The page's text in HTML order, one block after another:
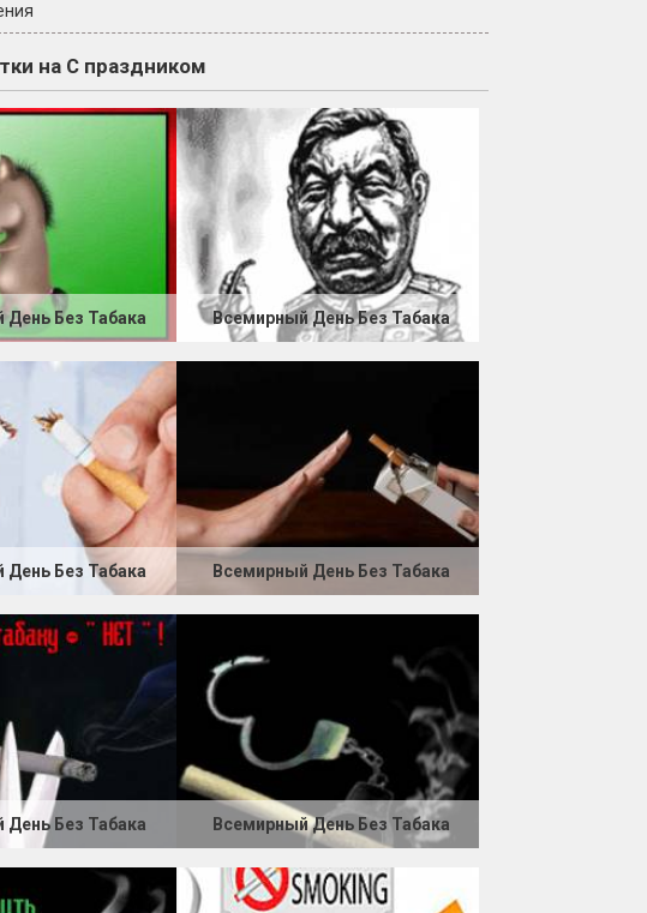
на С праздником
День Без Табака Всемирный День Без Табака
День Без Табака Всемирный День Без Табака
День Без Табака Всемирный День Без Табака